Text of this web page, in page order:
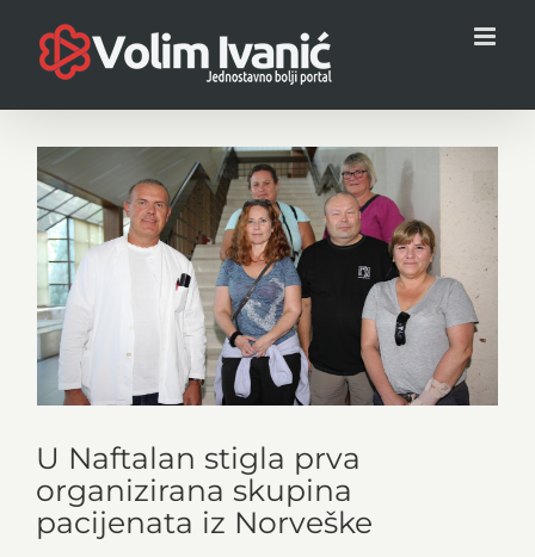
content
View
Larger
Image
U Naftalan stigla prva
organizirana skupina
pacijenata iz Norveške